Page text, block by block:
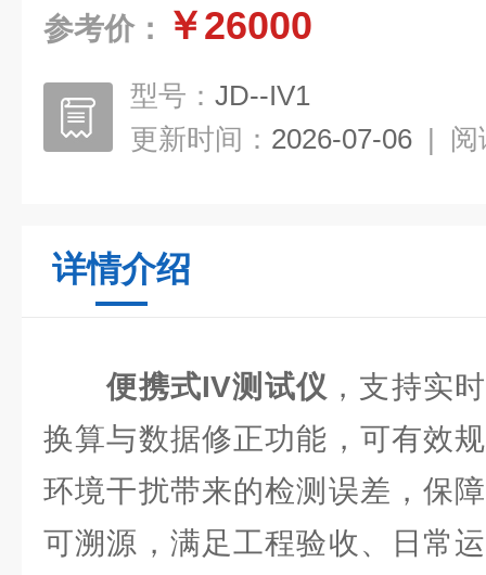
参考价： ￥26000
型号： JD--IV1
更新时间： 2026-07-06 | 阅
详情介绍
便携式IV测试仪 ，支持实
换算与数据修正功能，可有效
环境干扰带来的检测误差，保
可溯源，满足工程验收、日常